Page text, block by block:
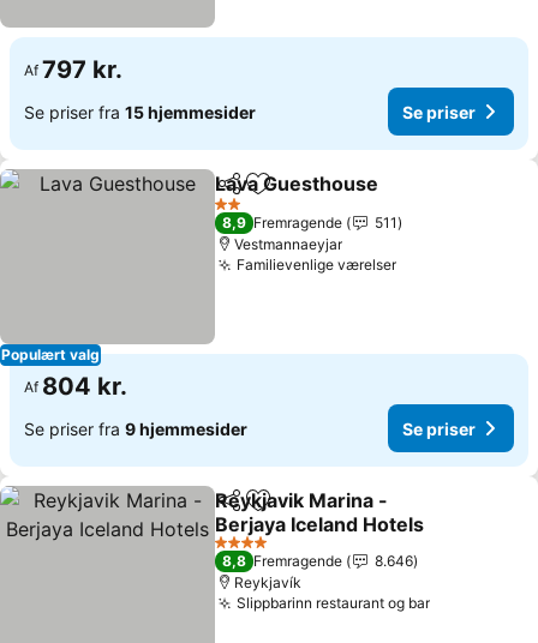
Af 797 kr.
Se priser fra 15 hjemmesider Se priser
Populært valg
Del Føj til favoritter
Lava Guesthouse
2 Stjerner
8,9 Fremragende
511
Vestmannaeyjar
Familievenlige værelser
Af 804 kr.
Se priser fra 9 hjemmesider Se priser
Del Føj til favoritter
Reykjavik Marina -
Berjaya Iceland Hotels
4 Stjerner
8,8 Fremragende
8.646
Reykjavík
Slippbarinn restaurant og bar